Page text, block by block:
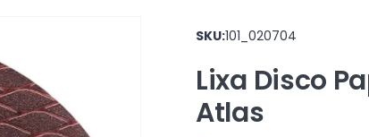
SKU:101_020704
Lixa Disco
Atlas